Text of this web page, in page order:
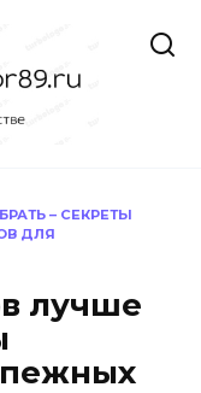
– СЕКРЕТЫ
ДЛЯ
лучше